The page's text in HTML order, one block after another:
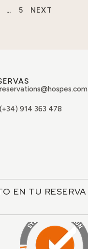
… 5 NEXT
reservations@hospes.com
(+34) 914 363 478
EN TU RESERVA